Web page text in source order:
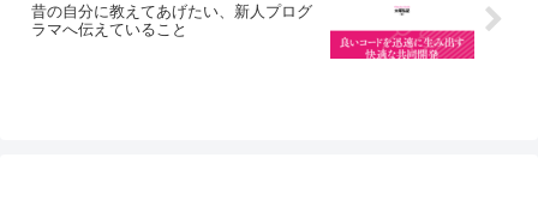
昔の自分に教えてあげたい、新人プログ
ラマへ伝えていること